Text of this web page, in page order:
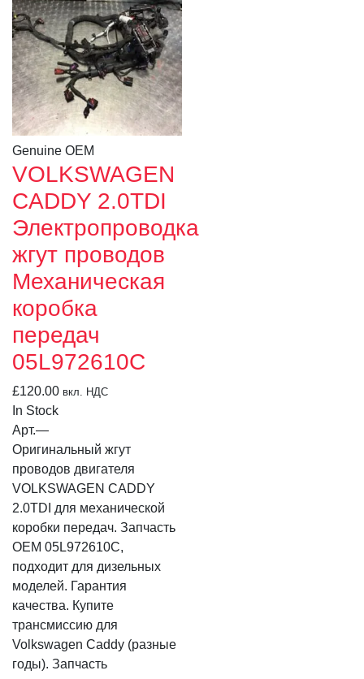
Genuine OEM
VOLKSWAGEN
CADDY 2.0TDI
Электропроводка
жгут проводов
Механическая
коробка
передач
05L972610C
£120.00 вкл. НДС
In Stock
Арт.—
Оригинальный жгут
проводов двигателя
VOLKSWAGEN CADDY
2.0TDI для механической
коробки передач. Запчасть
OEM 05L972610C,
подходит для дизельных
моделей. Гарантия
качества. Купите
трансмиссию для
Volkswagen Caddy (разные
годы). Запчасть